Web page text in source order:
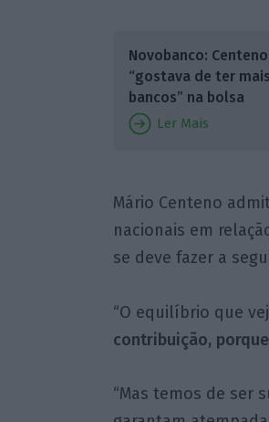
Novobanco: Centeno
“gostava de ter mais
bancos” na bolsa
Ler Mais
Mário Centeno
nacionais em
se deve fazer a
“O equilíbrio que
contribuição,
“Mas temos de ser